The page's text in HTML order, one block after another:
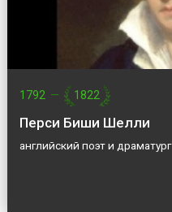
1792 — 1822
Перси Биши Шелли
английский поэт и драматург